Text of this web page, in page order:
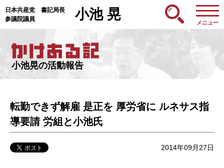
日本共産党 書記局長
参議院議員
小池 晃
メニュー
小池晃の活動報告
転勤できず解雇 是正を 厚労省に ルネサス指
導要請 労組と小池氏
2014年09月27日